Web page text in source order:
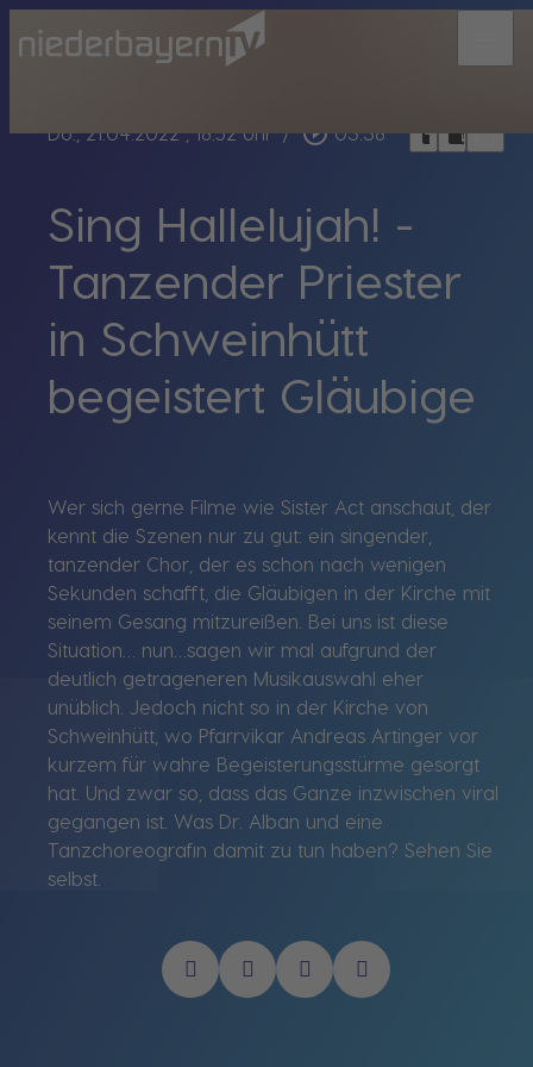
Do., 21.04.2022, 18:52 Uhr / play_circle_outline 03:38 headphoneschrome_reader_modebookmark_border
Sing Hallelujah! -
Tanzender Priester
in Schweinhütt
begeistert Gläubige
Wer sich gerne Filme wie Sister Act anschaut, der
kennt die Szenen nur zu gut: ein singender,
tanzender Chor, der es schon nach wenigen
Sekunden schafft, die Gläubigen in der Kirche mit
seinem Gesang mitzureißen. Bei uns ist diese
Situation… nun…sagen wir mal aufgrund der
deutlich getrageneren Musikauswahl eher
unüblich. Jedoch nicht so in der Kirche von
Schweinhütt, wo Pfarrvikar Andreas Artinger vor
kurzem für wahre Begeisterungsstürme gesorgt
hat. Und zwar so, dass das Ganze inzwischen viral
gegangen ist. Was Dr. Alban und eine
Tanzchoreografin damit zu tun haben? Sehen Sie
selbst.